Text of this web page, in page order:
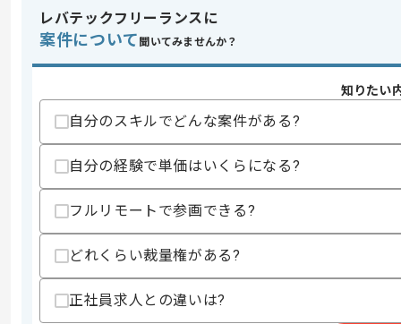
求めるスキル
・WindowsServer設計、導入、設定の
・Hyper-V導入、設定の業務経験
歓迎スキル
・AWS、Azure、VMware等の業務経験
上記に似た経験やスキルをお持ちであれば申
精算・お支払い
精算条件
レバテックフリーランスに
案件について 聞いてみませんか？
知りたい
自分のスキルでどんな案件がある?
自分の経験で単価はいくらになる?
フルリモートで参画できる?
どれくらい裁量権がある?
正社員求人との違いは?